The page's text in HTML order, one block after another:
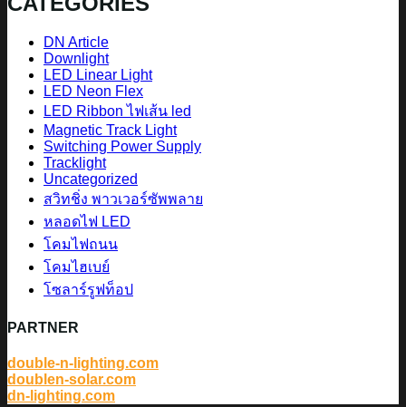
DN Article
Downlight
LED Linear Light
LED Neon Flex
LED Ribbon ไฟเส้น led
Magnetic Track Light
Switching Power Supply
Tracklight
Uncategorized
สวิทชิ่ง พาวเวอร์ซัพพลาย
หลอดไฟ LED
โคมไฟถนน
โคมไฮเบย์
โซลาร์รูฟท็อป
PARTNER
double-n-lighting.com
doublen-solar.com
dn-lighting.com